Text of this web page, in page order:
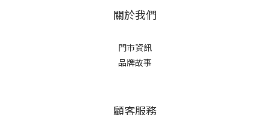
關於我們
門市資訊
品牌故事
顧客服務